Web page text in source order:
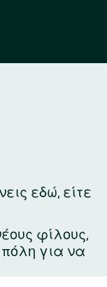
εδώ, είτε
φίλους,
για να